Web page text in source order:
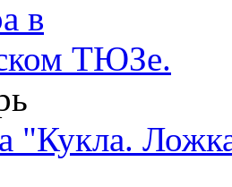
"Кукла.